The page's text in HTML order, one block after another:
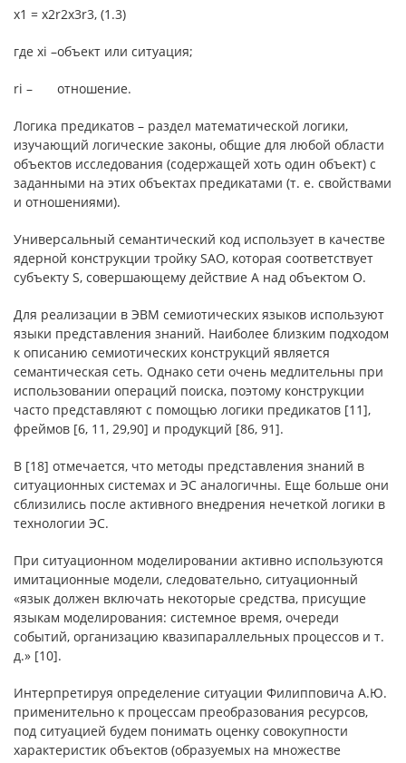
x1 = x2r2x3r3, (1.3)
где xi –объект или ситуация;
ri – отношение.
Логика предикатов – раздел математической логики,
изучающий логические законы, общие для любой области
объектов исследования (содержащей хоть один объект) с
заданными на этих объектах предикатами (т. е. свойствами
и отношениями).
Универсальный семантический код использует в качестве
ядерной конструкции тройку SAO, которая соответствует
субъекту S, совершающему действие А над объектом О.
Для реализации в ЭВМ семиотических языков используют
языки представления знаний. Наиболее близким подходом
к описанию семиотических конструкций является
семантическая сеть. Однако сети очень медлительны при
использовании операций поиска, поэтому конструкции
часто представляют с помощью логики предикатов [11],
фреймов [6, 11, 29,90] и продукций [86, 91].
В [18] отмечается, что методы представления знаний в
ситуационных системах и ЭС аналогичны. Еще больше они
сблизились после активного внедрения нечеткой логики в
технологии ЭС.
При ситуационном моделировании активно используются
имитационные модели, следовательно, ситуационный
«язык должен включать некоторые средства, присущие
языкам моделирования: системное время, очереди
событий, организацию квазипараллельных процессов и т.
д.» [10].
Интерпретируя определение ситуации Филипповича А.Ю.
применительно к процессам преобразования ресурсов,
под ситуацией будем понимать оценку совокупности
характеристик объектов (образуемых на множестве